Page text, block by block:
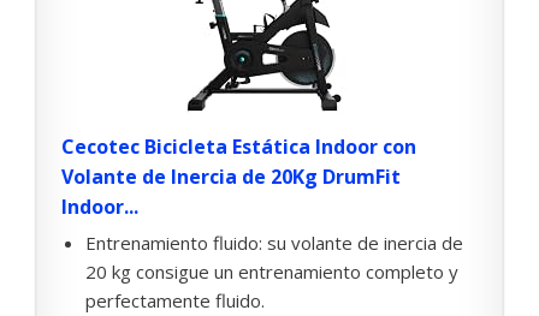
Cecotec Bicicleta Estática Indoor con
Volante de Inercia de 20Kg DrumFit
Indoor...
Entrenamiento fluido: su volante de inercia de
20 kg consigue un entrenamiento completo y
perfectamente fluido.